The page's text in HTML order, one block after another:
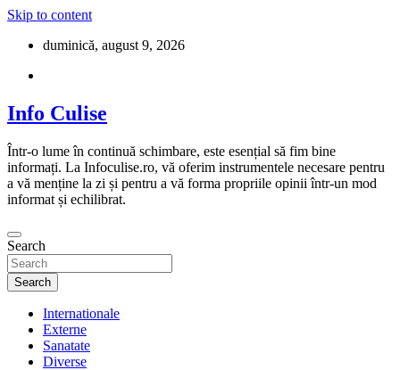
Skip to content
duminică, august 9, 2026
Info Culise
Într-o lume în continuă schimbare, este esențial să fim bine
informați. La Infoculise.ro, vă oferim instrumentele necesare pentru
a vă menține la zi și pentru a vă forma propriile opinii într-un mod
informat și echilibrat.
Search
Search
Internationale
Externe
Sanatate
Diverse